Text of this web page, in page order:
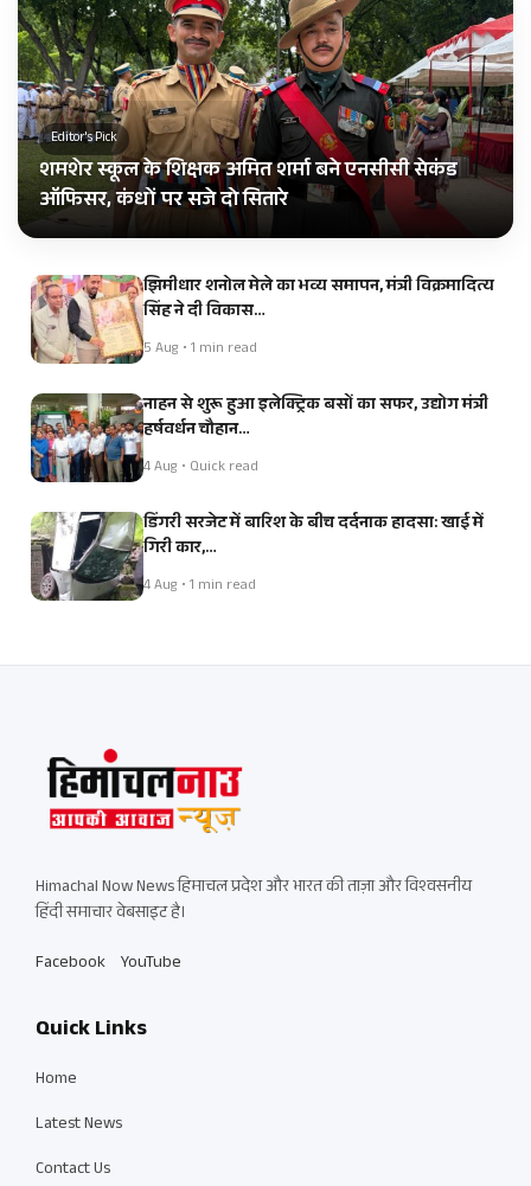
Editor's Pick
शमशेर स्कूल के शिक्षक अमित शर्मा बने एनसीसी सेकंड
ऑफिसर, कंधों पर सजे दो सितारे
झिमीधार शनोल मेले का भव्य समापन, मंत्री विक्रमादित्य
सिंह ने दी विकास…
5 Aug • 1 min read
नाहन से शुरू हुआ इलेक्ट्रिक बसों का सफर, उद्योग मंत्री
हर्षवर्धन चौहान…
4 Aug • Quick read
डिंगरी सरजेट में बारिश के बीच दर्दनाक हादसा: खाई में
गिरी कार,…
4 Aug • 1 min read
Himachal Now News हिमाचल प्रदेश और भारत की ताज़ा और विश्वसनीय
हिंदी समाचार वेबसाइट है।
Facebook YouTube
Quick Links
Home
Latest News
Contact Us